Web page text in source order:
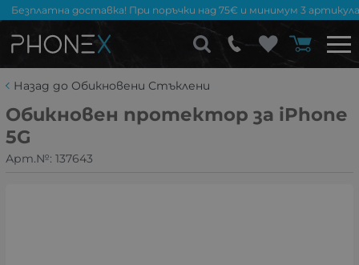
Безплатна доставка! При поръчки над 75€ и минимум 3
Назад до Обикновени Стъклени
Обикновен протектор за iPhone
5G
Арт.№: 137643